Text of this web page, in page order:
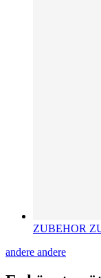
ZUBEHOR
andere andere